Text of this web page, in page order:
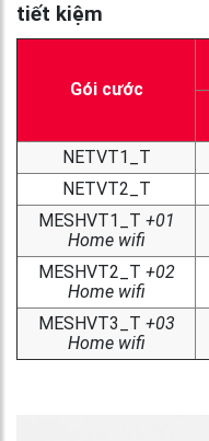
tiết kiệm
Gói cước
NETVT1_T
NETVT2_T
MESHVT1_T +01
Home wifi
MESHVT2_T +02
Home wifi
MESHVT3_T +03
Home wifi